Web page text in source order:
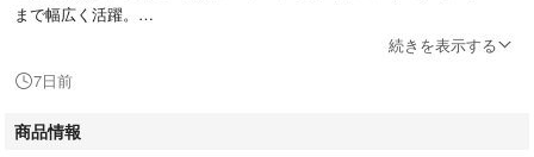
まで幅広く活躍。
・改良された型紙設計
・快適な縫製仕様
により，長時間でも疲れにくい軽やかな着用感に仕上げられています。
続きを表示する
7日前
商品情報